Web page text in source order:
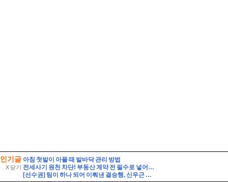
인기글
X 닫기
아침 첫발이 아플 때 발바닥 관리 방법
전세사기 원천 차단! 부동산 계약 전 필수로 넣어야 할 특약 문구 5가지와 등기부등본 해독법
[선수권] 팀이 하나 되어 이뤄낸 결승행, 신우근 감독이 전한 감사